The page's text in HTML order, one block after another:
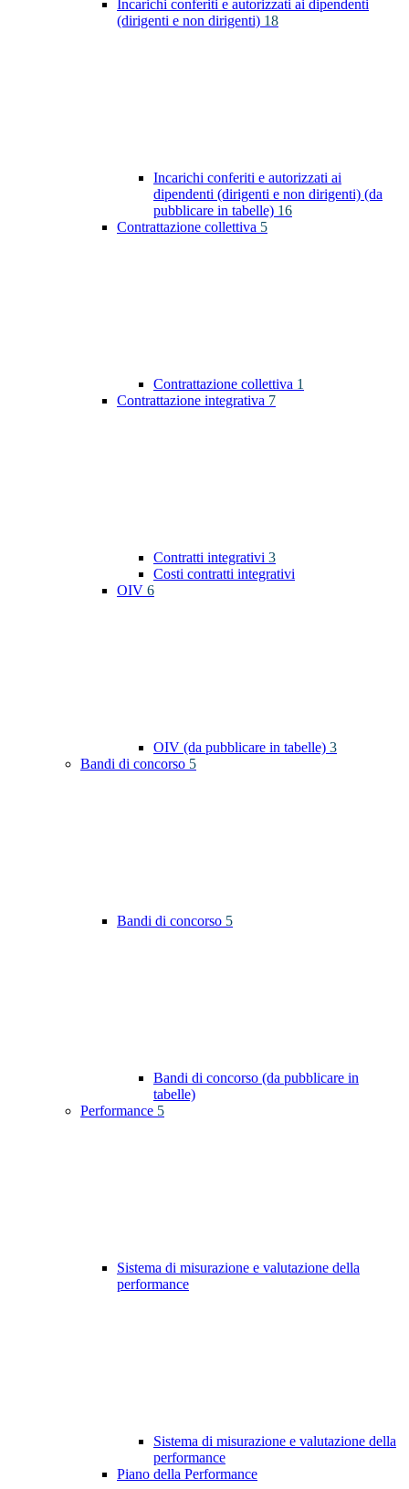
Incarichi conferiti e autorizzati ai dipendenti
(dirigenti e non dirigenti) 18
Incarichi conferiti e autorizzati ai
dipendenti (dirigenti e non dirigenti) (da
pubblicare in tabelle) 16
Contrattazione collettiva 5
Contrattazione collettiva 1
Contrattazione integrativa 7
Contratti integrativi 3
Costi contratti integrativi
OIV 6
OIV (da pubblicare in tabelle) 3
Bandi di concorso 5
Bandi di concorso 5
Bandi di concorso (da pubblicare in
tabelle)
Performance 5
Sistema di misurazione e valutazione della
performance
Sistema di misurazione e valutazione della
performance
Piano della Performance